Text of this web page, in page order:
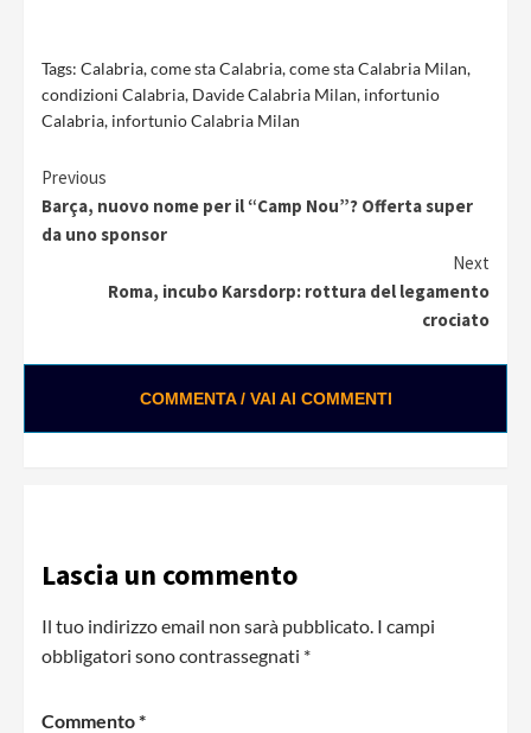
Tags: Calabria,come sta Calabria,come sta Calabria Milan,
condizioni Calabria, Davide Calabria Milan, infortunio
Calabria, infortunio Calabria Milan
Continue
Reading
Previous
Barça, nuovo nome per il “Camp Nou”? Offerta super
da uno sponsor
Next
Roma, incubo Karsdorp: rottura del legamento
crociato
COMMENTA / VAI AI COMMENTI
Lascia un commento
Il tuo indirizzo email non sarà pubblicato. I campi
obbligatori sono contrassegnati *
Commento*